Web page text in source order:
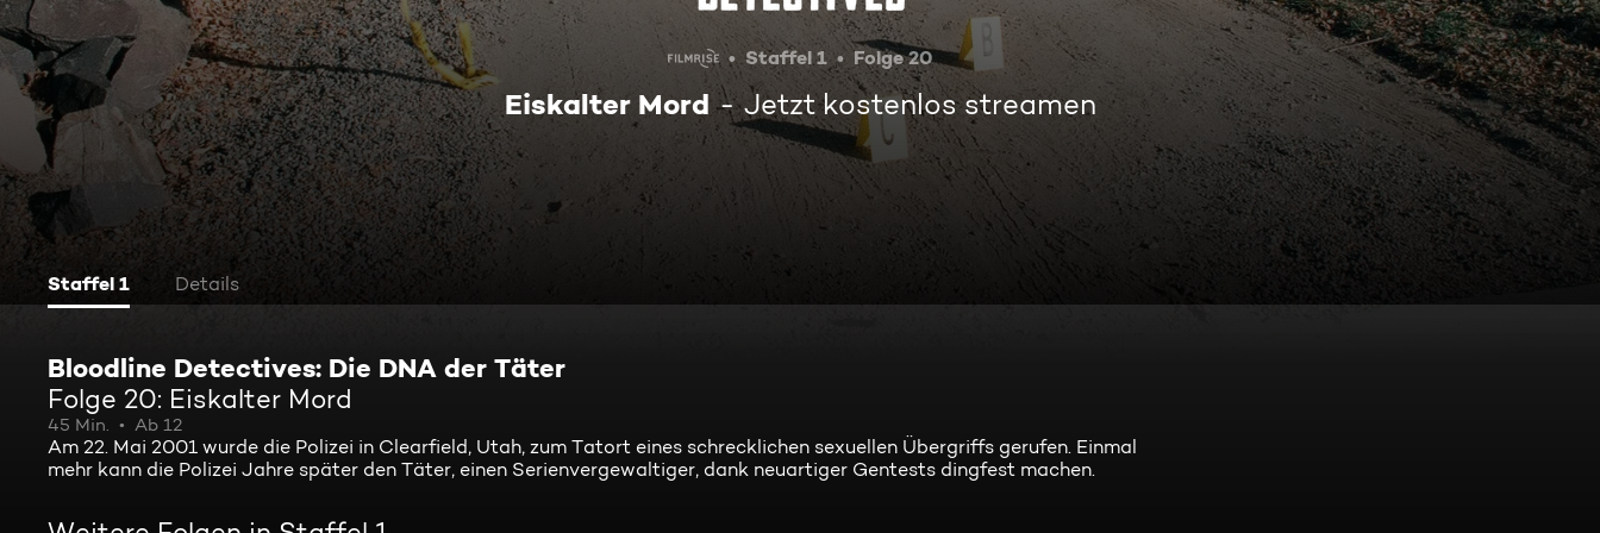
Staffel 1 Folge 20
Eiskalter Mord Jetzt kostenlos streamen
Staffel 1 Details
Bloodline Detectives: Die DNA der Täter
Folge 20: Eiskalter Mord
45 Min. Ab 12
Am 22. Mai 2001 wurde die Polizei in Clearfield, Utah, zum Tatort eines schrecklichen sexuellen Übergriffs gerufen. Einmal
mehr kann die Polizei Jahre später den Täter, einen Serienvergewaltiger, dank neuartiger Gentests dingfest machen.